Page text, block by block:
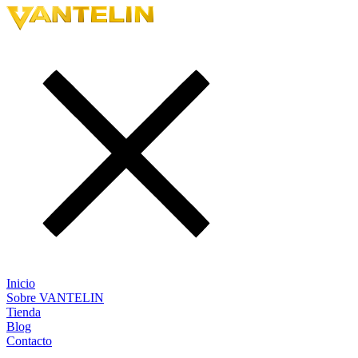
Inicio
Sobre VANTELIN
Tienda
Blog
Contacto